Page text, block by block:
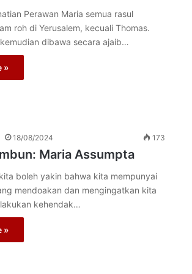
Perawan Maria semua rasul
roh di Yerusalem, kecuali Thomas.
dibawa secara ajaib…
»
18/08/2024 173
Maria Assumpta
boleh yakin bahwa kita mempunyai
mendoakan dan mengingatkan kita
kehendak…
»